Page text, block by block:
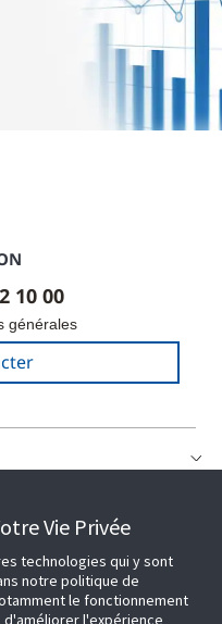
10 00
générales
Vie Privée
technologies qui y sont
notre politique de
le fonctionnement
l'expérience